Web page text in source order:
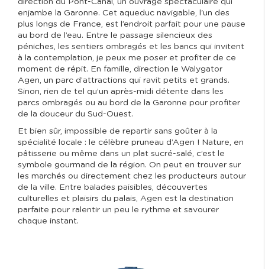
direction du Pont-Canal, un ouvrage spectaculaire qui
enjambe la Garonne. Cet aqueduc navigable, l'un des
plus longs de France, est l’endroit parfait pour une pause
au bord de l’eau. Entre le passage silencieux des
péniches, les sentiers ombragés et les bancs qui invitent
à la contemplation, je peux me poser et profiter de ce
moment de répit. En famille, direction le Walygator
Agen, un parc d’attractions qui ravit petits et grands.
Sinon, rien de tel qu’un après-midi détente dans les
parcs ombragés ou au bord de la Garonne pour profiter
de la douceur du Sud-Ouest.
Et bien sûr, impossible de repartir sans goûter à la
spécialité locale : le célèbre pruneau d’Agen ! Nature, en
pâtisserie ou même dans un plat sucré-salé, c’est le
symbole gourmand de la région. On peut en trouver sur
les marchés ou directement chez les producteurs autour
de la ville. Entre balades paisibles, découvertes
culturelles et plaisirs du palais, Agen est la destination
parfaite pour ralentir un peu le rythme et savourer
chaque instant.